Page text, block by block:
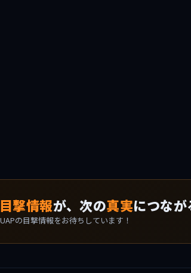
目撃情報が、次の真実につなが
の目撃情報をお待ちしています！